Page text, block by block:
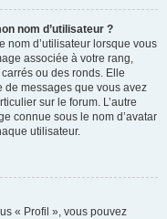
nom d’utilisateur ?
nom d’utilisateur lorsque vous
associée à votre rang,
ou des ronds. Elle
de messages que vous avez
sur le forum. L’autre
connue sous le nom d’avatar
utilisateur.
« Profil », vous pouvez